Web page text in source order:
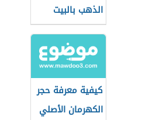
الذهب بالبيت
كيفية معرفة حجر
الكهرمان الأصلي